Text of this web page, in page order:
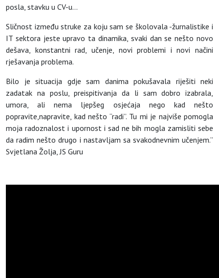
posla, stavku u CV-u…
Sličnost između struke za koju sam se školovala -žurnalistike i
IT sektora jeste upravo ta dinamika, svaki dan se nešto novo
dešava, konstantni rad, učenje, novi problemi i novi načini
rješavanja problema.
Bilo je situacija gdje sam danima pokušavala riješiti neki
zadatak na poslu, preispitivanja da li sam dobro izabrala,
umora, ali nema ljepšeg osjećaja nego kad nešto
popravite,napravite, kad nešto “radi”. Tu mi je najviše pomogla
moja radoznalost i upornost i sad ne bih mogla zamisliti sebe
da radim nešto drugo i nastavljam sa svakodnevnim učenjem.”
Svjetlana Žolja, JS Guru